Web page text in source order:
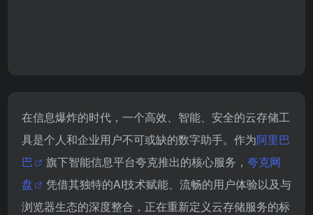
在信息爆炸的时代，一个高效、智能、安全的云存储工
具是个人和企业用户不可或缺的数字助手。作为阿里巴
巴
旗下智能信息平台夸克推出的核心服务， 夸克网
盘
凭借其独特的AI技术赋能、流畅的用户体验以及与
浏览器生态的深度整合，正在重新定义云存储服务的标